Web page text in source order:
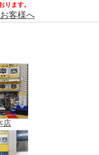
ます。
客様へ
店